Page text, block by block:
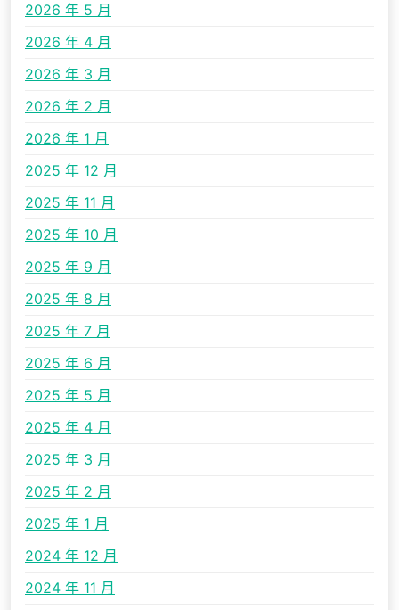
2026 年 5 月
2026 年 4 月
2026 年 3 月
2026 年 2 月
2026 年 1 月
2025 年 12 月
2025 年 11 月
2025 年 10 月
2025 年 9 月
2025 年 8 月
2025 年 7 月
2025 年 6 月
2025 年 5 月
2025 年 4 月
2025 年 3 月
2025 年 2 月
2025 年 1 月
2024 年 12 月
2024 年 11 月